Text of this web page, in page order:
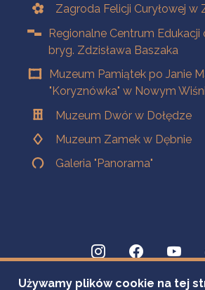
Zagroda Felicji Curyłowej w
Regionalne Centrum Edukacji
bryg. Zdzisława Baszaka
Muzeum Pamiątek po Janie
"Koryznówka" w Nowym
Muzeum Dwór w Dołędze
Muzeum Zamek w Dębnie
Galeria "Panorama"
Używamy plików cookie na tej